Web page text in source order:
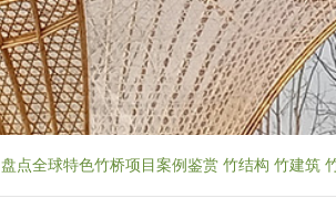
盘点全球特色竹桥项目案例鉴赏 竹结构 竹建筑